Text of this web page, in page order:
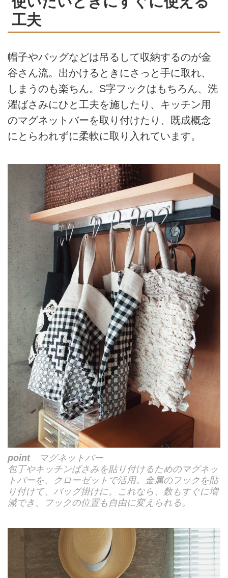
工夫
帽子やバッグなどは吊るして収納するのが金
谷さん流。出かけるときにさっと手に取れ、
しまうのも楽ちん。S字フックはもちろん、洗
濯ばさみにひと工夫を施したり、キッチン用
のマグネットバーを取り付けたり、既成概念
にとらわれずに柔軟に取り入れています。
pointマグネットバー
包丁やキッチンばさみを貼り付けるためのマグネッ
トバーを、クローゼットで活用。金属のフックを貼
り付けて、バッグ掛けに。これなら、数もすぐに増
減でき、フックの位置も自由に変えられる。